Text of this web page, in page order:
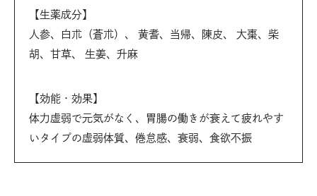
【生薬成分】
人参、白朮（蒼朮）、 黄耆、当帰、陳皮、 大棗、柴
胡、甘草、 生姜、升麻
【効能・効果】
体力虚弱で元気がなく、胃腸の働きが衰えて疲れやす
いタイプの虚弱体質、倦怠感、衰弱、食欲不振